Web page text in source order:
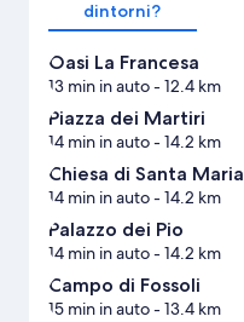
dintorni?
Oasi La Francesa
13 min in auto- 12.4 km
Piazza dei Martiri
14 min in auto- 14.2 km
Chiesa di Santa Maria
14 min in auto- 14.2 km
Palazzo dei Pio
14 min in auto- 14.2 km
Campo di Fossoli
15 min in auto- 13.4 km